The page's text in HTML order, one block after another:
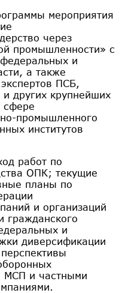
мероприятия
через
промышленности» с
и
а также
ПСБ,
других крупнейших
сфере
промышленного
институтов
работ по
ОПК; текущие
планы по
и организаций
гражданского
и
диверсификации
МСП и частными